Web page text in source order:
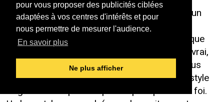
pour vous proposer des publicités ciblées
adaptées à vos centres d'intérêts et pour
nous permettre de mesurer l'audience.
En savoir plus
Ne plus afficher
Bref, j'ai écouté la chanson et m'attendant à un
énième Goldmano-tube très binaire, avec les
mêmes accentuations sur les mêmes mots que
dans d'autres chansons de lui comme, il est vrai,
c'est la tendance ces dernières années... je fus
ravie de découvrir une mélodie originale, un style
original et des paroles pas trop stupides ma foi.